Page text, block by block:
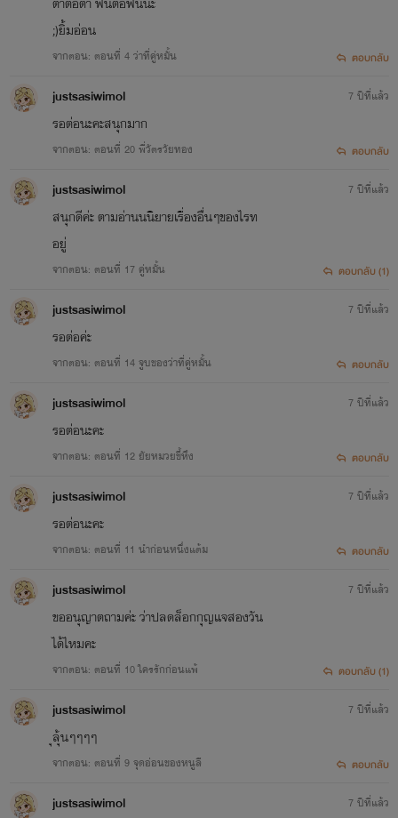
;)ยิ้มอ่อน
จากตอน: ตอนที่ 4 ว่าที่คู่หมั้น ตอบกลับ
justsasiwimol
รอต่อนะคะสนุกมาก
จากตอน: ตอนที่ 20 พี่วัตรวัยทอง
7 ปีที่แล้ว
ตอบกลับ
justsasiwimol
สนุกดีค่ะ ตามอ่านนนิยายเรื่องอื่นๆของไรท
อยู่
จากตอน: ตอนที่ 17 คู่หมั้น
7 ปีที่แล้ว
ตอบกลับ (1)
justsasiwimol
รอต่อค่ะ
จากตอน: ตอนที่ 14 จูบของว่าที่คู่หมั้น
7 ปีที่แล้ว
ตอบกลับ
justsasiwimol
รอต่อนะคะ
จากตอน: ตอนที่ 12 ยัยหมวยขี้หึง
7 ปีที่แล้ว
ตอบกลับ
justsasiwimol
รอต่อนะคะ
จากตอน: ตอนที่ 11 นำก่อนหนึ่งแต้ม
7 ปีที่แล้ว
ตอบกลับ
justsasiwimol
ขออนุญาตถามค่ะ ว่าปลดล็อกกุญแจสองวัน
ได้ไหมคะ
จากตอน: ตอนที่ 10 ใครรักก่อนแพ้
7 ปีที่แล้ว
ตอบกลับ (1)
justsasiwimol
ุลุ้นๆๆๆๆ
จากตอน: ตอนที่ 9 จุดอ่อนของหนูลี
7 ปีที่แล้ว
ตอบกลับ
justsasiwimol 7 ปีที่แล้ว